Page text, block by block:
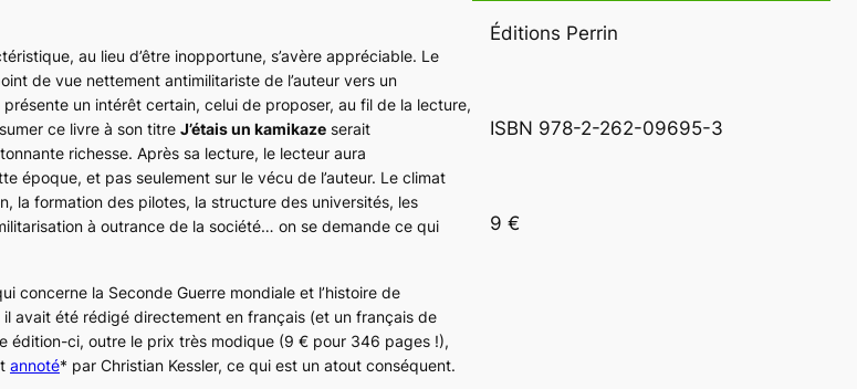
au lieu d’être inopportune, s’avère appréciable. Le
de vue nettement antimilitariste de l’auteur vers un
un intérêt certain, celui de proposer, au fil de la lecture,
ce livre à son titre J’étais un kamikaze serait
richesse. Après sa lecture, le lecteur aura
époque, et pas seulement sur le vécu de l’auteur. Le climat
la formation des pilotes, la structure des universités, les
à outrance de la société… on se demande ce qui
concerne la Seconde Guerre mondiale et l’histoire de
avait été rédigé directement en français (et un français de
édition-ci, outre le prix très modique (9 € pour 346 pages !),
annoté* par Christian Kessler, ce qui est un atout conséquent.
Éditions Perrin
ISBN 978-2-262-09695-3
9 €